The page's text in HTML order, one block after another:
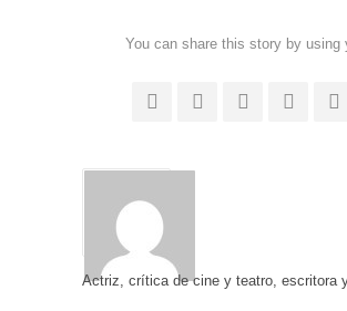
You can share this story by using
Actriz, crítica de cine y teatro, escritora